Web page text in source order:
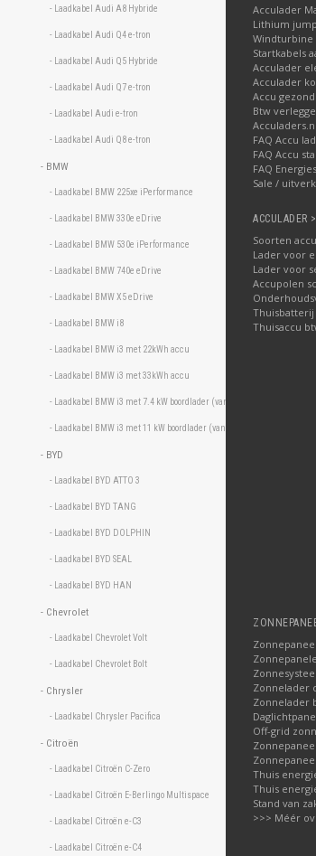
- Laadkabel Audi A8 Hybride
- Laadkabel Audi Q4 e-tron
- Laadkabel Audi Q5 Hybride
- Laadkabel Audi Q7 e-tron
- Laadkabel Audi e-tron
- Laadkabel Audi Q8 e-tron
- BMW
- Laadkabel BMW 225xe iPerformance
- Laadkabel BMW 330e eDrive
- Laadkabel BMW 530e iPerformance
- Laadkabel BMW 740e eDrive
- Laadkabel BMW X5 eDrive
- Laadkabel BMW i8
- Laadkabel BMW i3 met 22kWh accu
- Laadkabel BMW i3 met 33kWh accu
- Laadkabel BMW i3 met 7.4 kW boordlader (vanaf oktober 2017)
- Laadkabel BMW i3 met 11 kW boordlader (vanaf oktober 2017)
- BYD
- Laadkabel BYD ATTO 3
- Laadkabel BYD TANG
- Laadkabel BYD DOLPHIN
- Laadkabel BYD SEAL
- Laadkabel BYD HAN
- Chevrolet
- Laadkabel Chevrolet Volt
- Laadkabel Chevrolet Bolt
- Chrysler
- Laadkabel Chrysler Pacifica
- Citroën
- Laadkabel Citroën C-Zero
- Laadkabel Citroën E-Berlingo Multispace
- Laadkabel Citroën e-C3
- Laadkabel Citroën e-C4
Acculader
Lithium
Windturbine
Startkabels
Acculader
Acculader
Accu
Btw
FAQ Accu
FAQ Accu
FAQ
Sale /
ACCULADER
Soorten
Lader voor
Lader voor
Accupolen
Thuisbatterij
Thuisaccu
Zonnelader
Zonnelader
Off-grid
Thuis
Thuis
Stand van
>>> Méér